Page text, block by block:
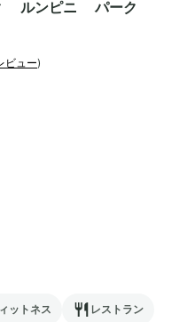
ルンピニ パーク
ュー)
ットネス レストラン